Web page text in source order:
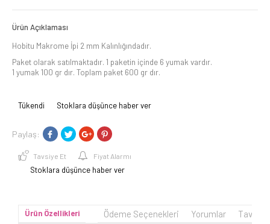
Ürün Açıklaması
Hobitu Makrome İpi 2 mm Kalınlığındadır.
Paket olarak satılmaktadır. 1 paketin içinde 6 yumak vardır.
1 yumak 100 gr dır. Toplam paket 600 gr dır.
Tükendi Stoklara düşünce haber ver
Paylaş:
Tavsiye Et Fiyat Alarmı
Stoklara düşünce haber ver
Ürün Özellikleri Ödeme Seçenekleri Yorumlar